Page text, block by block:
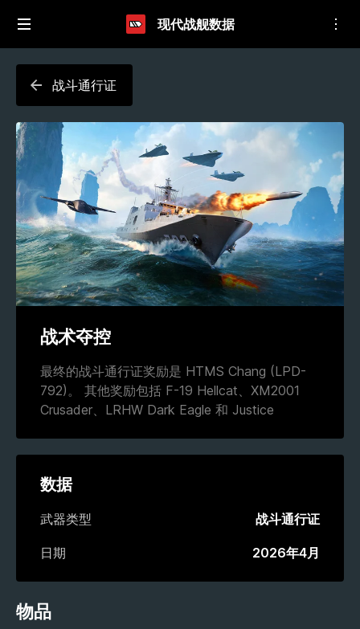
现代战舰数据
战斗通行证
战术夺控
最终的战斗通行证奖励是 HTMS Chang (LPD-
792)。 其他奖励包括 F-19 Hellcat、XM2001
Crusader、LRHW Dark Eagle 和 Justice
数据
武器类型 战斗通行证
日期 2026年4月
物品